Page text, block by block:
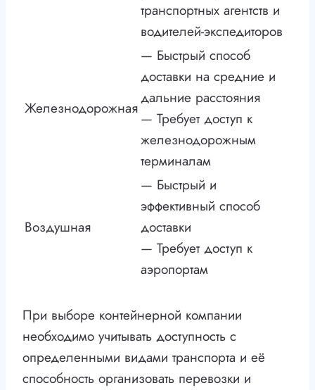
транспортных агентств и
водителей-экспедиторов
Железнодорожная
— Быстрый способ
доставки на средние и
дальние расстояния
— Требует доступ к
железнодорожным
терминалам
Воздушная
— Быстрый и
эффективный способ
доставки
— Требует доступ к
аэропортам
При выборе контейнерной компании
необходимо учитывать доступность с
определенными видами транспорта и её
способность организовать перевозки и